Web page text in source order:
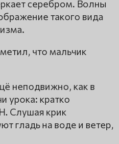
серебром. Волны
такого вида
что мальчик
неподвижно, как в
урока: кратко
Слушая крик
гладь на воде и ветер,